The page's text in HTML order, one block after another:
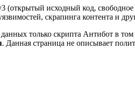
(открытый исходный код,
скрапинга контента и
только скрипта Антибот в
. Данная страница не описывает